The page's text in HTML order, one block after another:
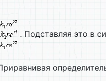
. Подставляя это в